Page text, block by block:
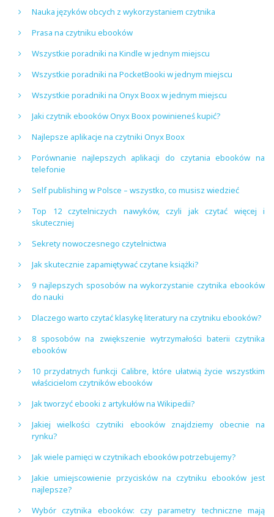
Nauka języków obcych z wykorzystaniem czytnika
Prasa na czytniku ebooków
Wszystkie poradniki na Kindle w jednym miejscu
Wszystkie poradniki na PocketBooki w jednym miejscu
Wszystkie poradniki na Onyx Boox w jednym miejscu
Jaki czytnik ebooków Onyx Boox powinieneś kupić?
Najlepsze aplikacje na czytniki Onyx Boox
Porównanie najlepszych aplikacji do czytania ebooków na
telefonie
Self publishing w Polsce – wszystko, co musisz wiedzieć
Top 12 czytelniczych nawyków, czyli jak czytać więcej i
skuteczniej
Sekrety nowoczesnego czytelnictwa
Jak skutecznie zapamiętywać czytane książki?
9 najlepszych sposobów na wykorzystanie czytnika ebooków
do nauki
Dlaczego warto czytać klasykę literatury na czytniku ebooków?
8 sposobów na zwiększenie wytrzymałości baterii czytnika
ebooków
10 przydatnych funkcji Calibre, które ułatwią życie wszystkim
właścicielom czytników ebooków
Jak tworzyć ebooki z artykułów na Wikipedii?
Jakiej wielkości czytniki ebooków znajdziemy obecnie na
rynku?
Jak wiele pamięci w czytnikach ebooków potrzebujemy?
Jakie umiejscowienie przycisków na czytniku ebooków jest
najlepsze?
Wybór czytnika ebooków: czy parametry techniczne mają